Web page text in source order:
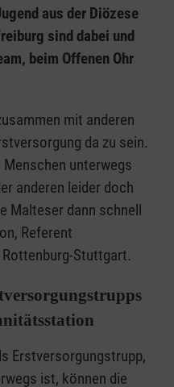
aus der Diözese
sind dabei und
beim Offenen Ohr
mit anderen
da zu sein.
unterwegs
anderen leider doch
Malteser dann schnell
Referent
Stuttgart.
Erstversorgungstrupp,
ist, können die